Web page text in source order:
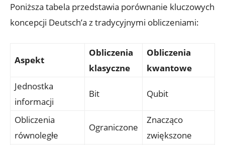
Poniższa tabela przedstawia porównanie kluczowych
koncepcji Deutsch’a z tradycyjnymi obliczeniami:
Aspekt
Obliczenia
klasyczne
Obliczenia
kwantowe
Jednostka
informacji
Bit Qubit
Obliczenia
równoległe
Ograniczone
Znacząco
zwiększone